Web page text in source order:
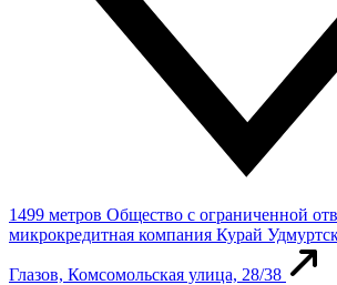
1499 метров Общество с ограниченной
микрокредитная компания Курай
Глазов, Комсомольская улица, 28/38